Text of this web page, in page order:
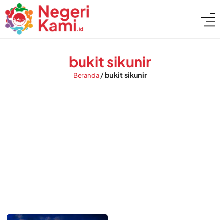
bukit sikunir
Beranda/bukit sikunir